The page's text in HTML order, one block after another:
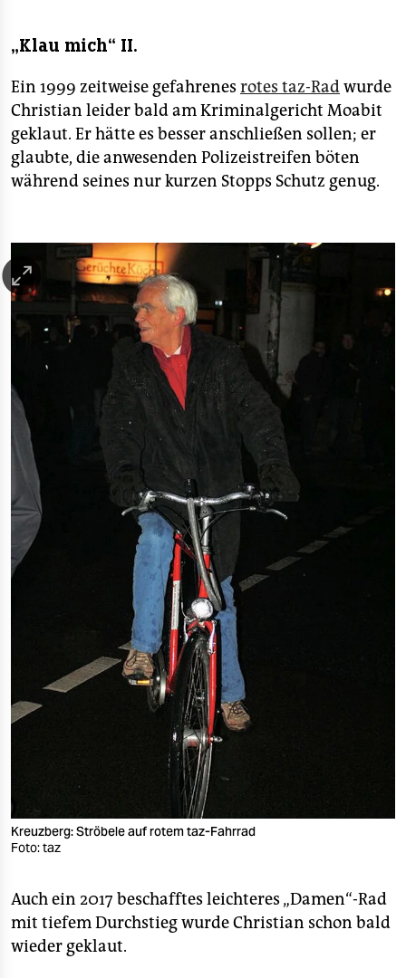
„Klau mich“ II.
Ein 1999 zeitweise gefahrenes rotes taz-Radwurde
Christian leider bald am Kriminalgericht Moabit
geklaut. Er hätte es besser anschließen sollen; er
glaubte, die anwesenden Polizeistreifen böten
während seines nur kurzen Stopps Schutz genug.
Kreuzberg: Ströbele auf rotem taz-Fahrrad
Foto: taz
Auch ein 2017 beschafftes leichteres „Damen“-Rad
mit tiefem Durchstieg wurde Christian schon bald
wieder geklaut.